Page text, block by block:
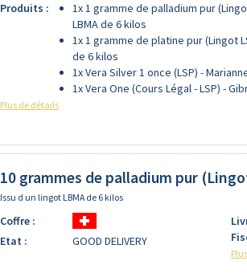
Produits :
1x 1 gramme de palladium pur
LBMA de 6 kilos
1x 1 gramme de platine pur (Lingot
de 6 kilos
1x Vera Silver 1 once (LSP) -
1x Vera One (Cours Légal - LSP) -
Plus de détails
10 grammes de palladium pur
Issu d un lingot LBMA de 6 kilos
Coffre :
Etat :
GOOD DELIVERY